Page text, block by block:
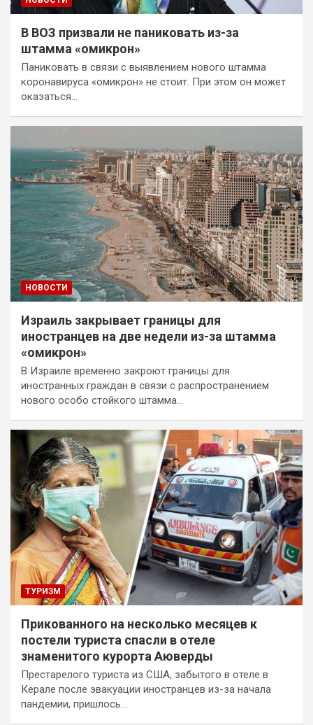
В ВОЗ призвали не паниковать из-за
штамма «омикрон»
Паниковать в связи с выявлением нового штамма
коронавируса «омикрон» не стоит. При этом он может
оказаться…
НОВОСТИ
Израиль закрывает границы для
иностранцев на две недели из-за штамма
«омикрон»
В Израиле временно закроют границы для
иностранных граждан в связи с распространением
нового особо стойкого штамма…
ТУРИЗМ
Прикованного на несколько месяцев к
постели туриста спасли в отеле
знаменитого курорта Аюверды
Престарелого туриста из США, забытого в отеле в
Керале после эвакуации иностранцев из-за начала
пандемии, пришлось…